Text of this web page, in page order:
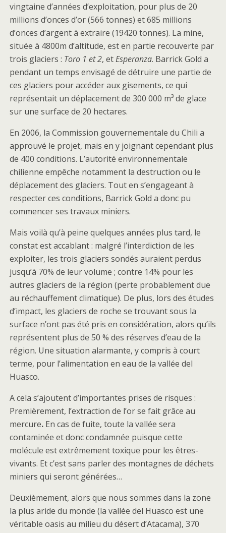
vingtaine d’années d’exploitation, pour plus de 20
millions d’onces d’or (566 tonnes) et 685 millions
d’onces d’argent à extraire (19420 tonnes). La mine,
située à 4800m d’altitude, est en partie recouverte par
trois glaciers : Toro 1 et 2, etEsperanza. Barrick Gold a
pendant un temps envisagé de détruire une partie de
ces glaciers pour accéder aux gisements, ce qui
représentait un déplacement de 300 000 m³ de glace
sur une surface de 20 hectares.
En 2006, la Commission gouvernementale du Chili a
approuvé le projet, mais en y joignant cependant plus
de 400 conditions. L’autorité environnementale
chilienne empêche notamment la destruction ou le
déplacement des glaciers. Tout en s’engageant à
respecter ces conditions, Barrick Gold a donc pu
commencer ses travaux miniers.
Mais voilà qu’à peine quelques années plus tard, le
constat est accablant : malgré l’interdiction de les
exploiter, les trois glaciers sondés auraient perdus
jusqu’à 70% de leur volume ; contre 14% pour les
autres glaciers de la région (perte probablement due
au réchauffement climatique). De plus, lors des études
d’impact, les glaciers de roche se trouvant sous la
surface n’ont pas été pris en considération, alors qu’ils
représentent plus de 50 % des réserves d’eau de la
région. Une situation alarmante, y compris à court
terme, pour l’alimentation en eau de la vallée del
Huasco.
A cela s’ajoutent d’importantes prises de risques :
Premièrement, l’extraction de l’or se fait grâce au
mercure. En cas de fuite, toute la vallée sera
contaminée et donc condamnée puisque cette
molécule est extrêmement toxique pour les êtres-
vivants. Et c’est sans parler des montagnes de déchets
miniers qui seront générées…
Deuxièmement, alors que nous sommes dans la zone
la plus aride du monde (la vallée del Huasco est une
véritable oasis au milieu du désert d’Atacama), 370